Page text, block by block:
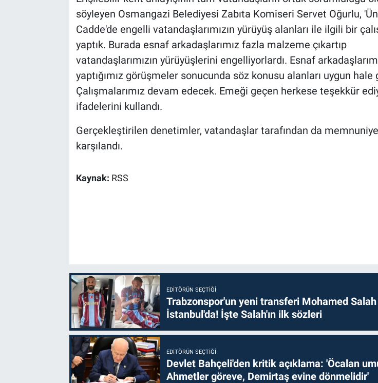
söyleyen Osmangazi Belediyesi Zabıta Komiseri Servet Oğurlu,
Cadde'de engelli vatandaşlarımızın yürüyüş alanları ile ilgili bir
yaptık. Burada esnaf arkadaşlarımız fazla malzeme çıkartıp
vatandaşlarımızın yürüyüşlerini engelliyorlardı. Esnaf
yaptığımız görüşmeler sonucunda söz konusu alanları uygun hale
Çalışmalarımız devam edecek. Emeği geçen herkese teşekkür
ifadelerini kullandı.
Gerçekleştirilen denetimler, vatandaşlar tarafından da
karşılandı.
Kaynak: RSS
EDITÖRÜN SEÇTIĞI
Trabzonspor'un yeni transferi Mohamed Salah
İstanbul'da! İşte Salah'ın ilk sözleri
EDITÖRÜN SEÇTIĞI
Devlet Bahçeli'den kritik açıklama: 'Öcalan
Ahmetler göreve, Demirtaş evine dönmelidir'